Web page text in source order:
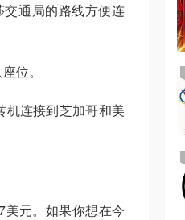
通局的路线方便连
位。
机连接到芝加哥和美
元。如果你想在今